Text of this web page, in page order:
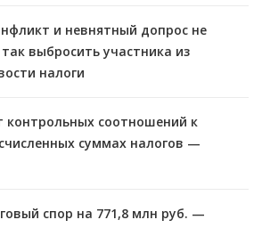
и невнятный допрос не
выбросить участника из
налоги
контрольных соотношений к
суммах налогов —
спор на 771,8 млн руб. —